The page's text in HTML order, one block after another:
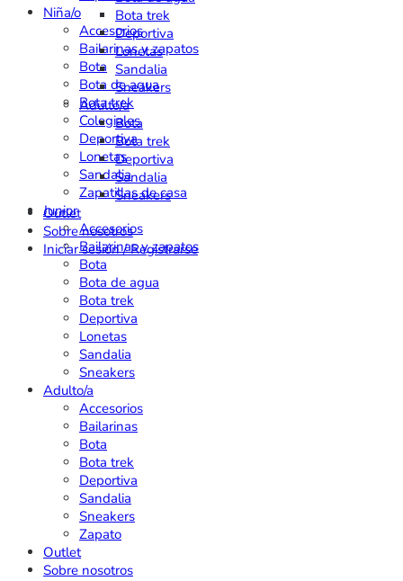
Niña/o
Accesorios
Bailarinas y zapatos
Bota
Bota de agua
Bota trek
Colegiales
Deportiva
Lonetas
Sandalia
Zapatillas de casa
Junior
Accesorios
Bailarinas y zapatos
Bota
Bota de agua
Bota trek
Deportiva
Lonetas
Sandalia
Sneakers
Adulto/a
Accesorios
Bailarinas
Bota
Bota trek
Deportiva
Sandalia
Sneakers
Zapato
Outlet
Sobre nosotros
Bota trek
Deportiva
Lonetas
Sandalia
Sneakers
Adulto/a
Bota
Bota trek
Deportiva
Sandalia
Sneakers
Outlet
Sobre nosotros
Iniciar sesión / Registrarse